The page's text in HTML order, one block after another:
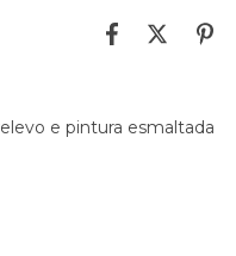
e pintura esmaltada